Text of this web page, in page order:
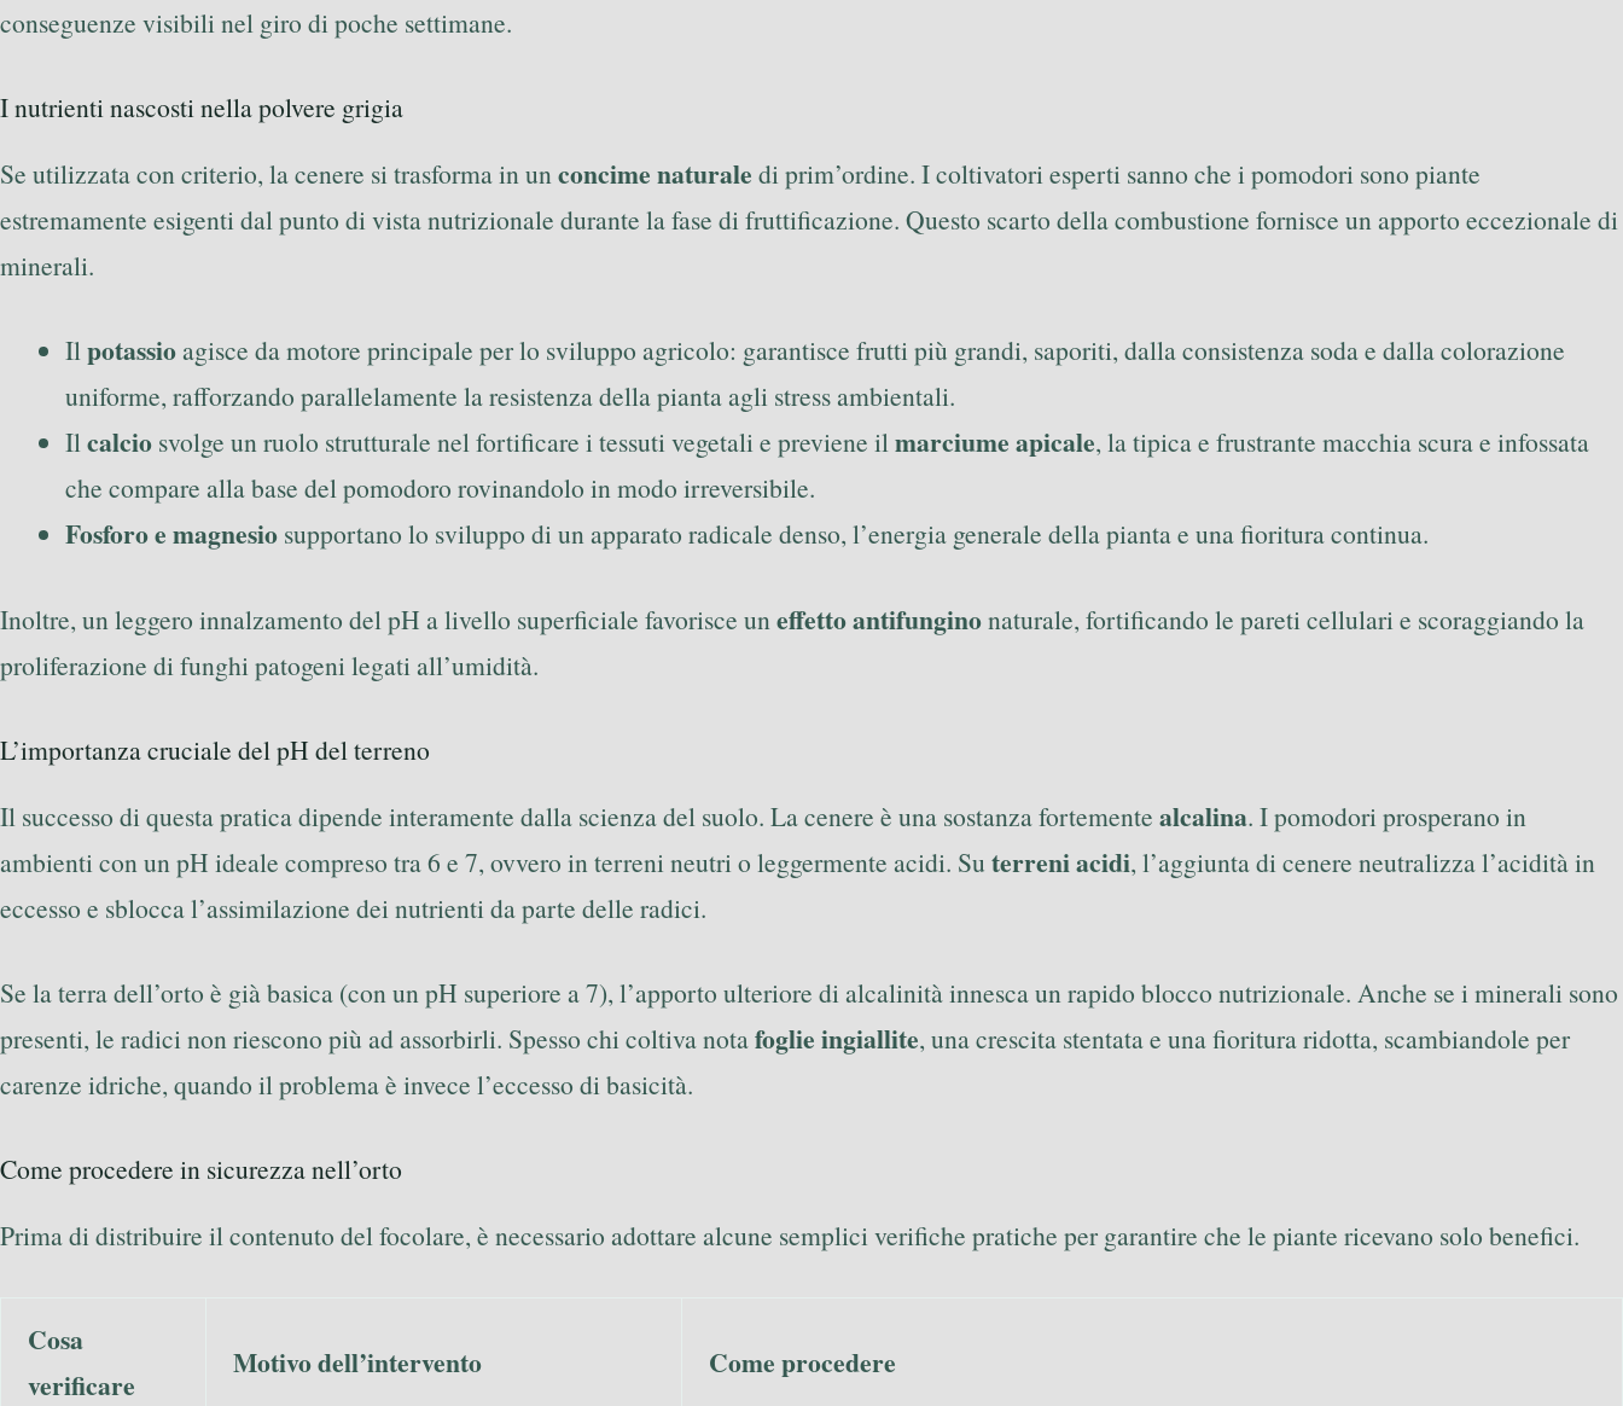
conseguenze visibili nel giro di poche settimane.
I nutrienti nascosti nella polvere grigia
Se utilizzata con criterio, la cenere si trasforma in unconcime naturale di prim’ordine. I coltivatori esperti sanno che i pomodori sono piante
estremamente esigenti dal punto di vista nutrizionale durante la fase di fruttificazione. Questo scarto della combustione fornisce un apporto eccezionale di
minerali.
Ilpotassioagisce da motore principale per lo sviluppo agricolo: garantisce frutti più grandi, saporiti, dalla consistenza soda e dalla colorazione
uniforme, rafforzando parallelamente la resistenza della pianta agli stress ambientali.
Ilcalcio svolge un ruolo strutturale nel fortificare i tessuti vegetali e previene ilmarciume apicale, la tipica e frustrante macchia scura e infossata
che compare alla base del pomodoro rovinandolo in modo irreversibile.
Fosforo e magnesio supportano lo sviluppo di un apparato radicale denso, l’energia generale della pianta e una fioritura continua.
Inoltre, un leggero innalzamento del pH a livello superficiale favorisce un effetto antifunginonaturale, fortificando le pareti cellulari e scoraggiando la
proliferazione di funghi patogeni legati all’umidità.
L’importanza cruciale del pH del terreno
Il successo di questa pratica dipende interamente dalla scienza del suolo. La cenere è una sostanza fortemente alcalina. I pomodori prosperano in
ambienti con un pH ideale compreso tra 6 e 7, ovvero in terreni neutri o leggermente acidi. Su terreni acidi, l’aggiunta di cenere neutralizza l’acidità in
eccesso e sblocca l’assimilazione dei nutrienti da parte delle radici.
Se la terra dell’orto è già basica (con un pH superiore a 7), l’apporto ulteriore di alcalinità innesca un rapido blocco nutrizionale. Anche se i minerali sono
presenti, le radici non riescono più ad assorbirli. Spesso chi coltiva notafoglie ingiallite, una crescita stentata e una fioritura ridotta, scambiandole per
carenze idriche, quando il problema è invece l’eccesso di basicità.
Come procedere in sicurezza nell’orto
Prima di distribuire il contenuto del focolare, è necessario adottare alcune semplici verifiche pratiche per garantire che le piante ricevano solo benefici.
Cosa
verificare
Motivo dell’intervento Come procedere